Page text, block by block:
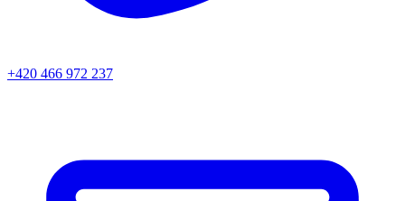
+420 466 972 237